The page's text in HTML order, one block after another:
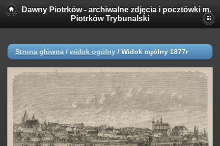
Dawny Piotrków - archiwalne zdjęcia i pocztówki m.
Piotrków Trybunalski
Strona główna / widok ogólny / Widok ogólny 1877r